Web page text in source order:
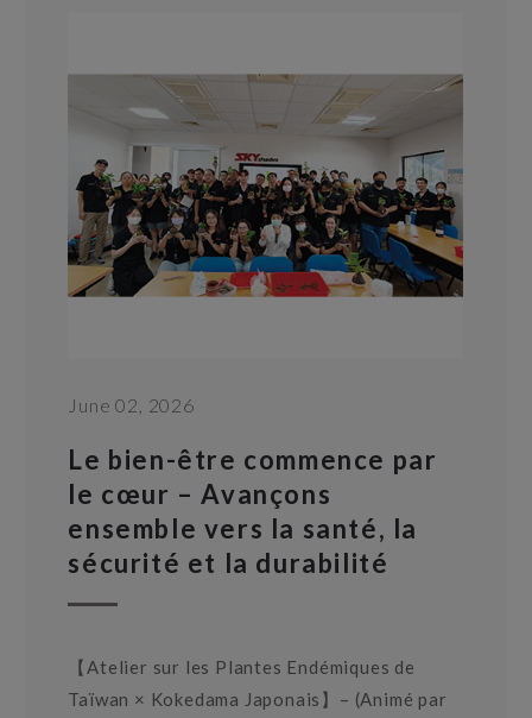
June 02, 2026
Le bien-être commence par
le cœur – Avançons
ensemble vers la santé, la
sécurité et la durabilité
【Atelier sur les Plantes Endémiques de
Taïwan × Kokedama Japonais】– (Animé par